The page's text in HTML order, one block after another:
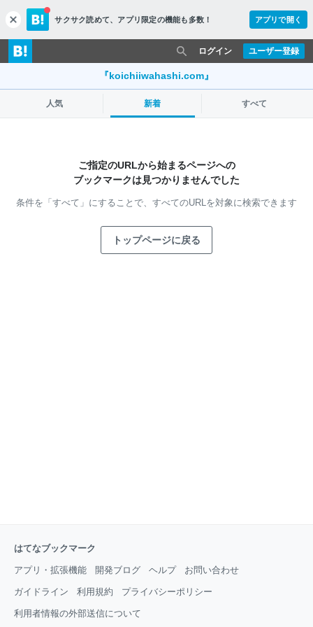
c
l
o
s
サクサク読めて、 アプリ限定の機能も多数！ アプリで開く
ユーザー登録
ログイン
『koichiiwahashi.com』
人気 新着 すべて
ご指定のURLから始まるページへの
ブックマークは見つかりませんでした
条件を「すべて」にすることで、 すべてのURLを対象に検索できます
トップページに戻る
はてなブックマーク
アプリ・拡張機能 開発ブログ ヘルプ お問い合わせ
ガイドライン 利用規約 プライバシーポリシー
利用者情報の外部送信について